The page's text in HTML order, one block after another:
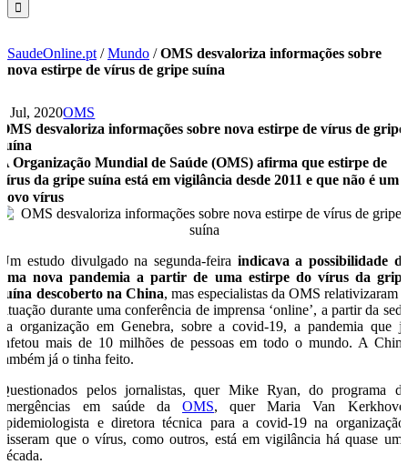
SaudeOnline.pt /Mundo /OMS desvaloriza informações sobre
nova estirpe de vírus de gripe suína
2 Jul, 2020OMS
OMS desvaloriza informações sobre nova estirpe de vírus de gripe
suína
A Organização Mundial de Saúde (OMS) afirma que estirpe de
vírus da gripe suína está em vigilância desde 2011 e que não é um
novo vírus
Um estudo divulgado na segunda-feira indicava a possibilidade de
uma nova pandemia a partir de uma estirpe do vírus da gripe
suína descoberto na China, mas especialistas da OMS relativizaram a
situação durante uma conferência de imprensa ‘online’, a partir da sede
da organização em Genebra, sobre a covid-19, a pandemia que já
infetou mais de 10 milhões de pessoas em todo o mundo. A China
também já o tinha feito.
Questionados pelos jornalistas, quer Mike Ryan, do programa de
emergências em saúde da OMS, quer Maria Van Kerkhove,
epidemiologista e diretora técnica para a covid-19 na organização,
disseram que o vírus, como outros, está em vigilância há quase uma
década.